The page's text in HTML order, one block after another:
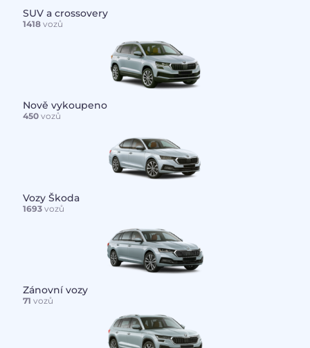
SUV a crossovery
1418vozů
Nově vykoupeno
450vozů
Vozy Škoda
1693vozů
Zánovní vozy
71 vozů